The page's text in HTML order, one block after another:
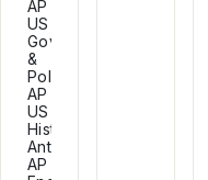
AP
US
Government
&
Politics,
AP
US
History,
Anthropology,
AP